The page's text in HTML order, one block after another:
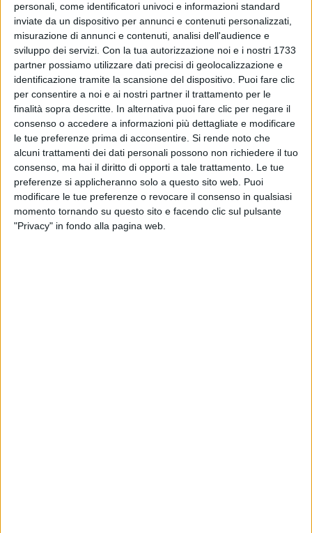
personali, come identificatori univoci e informazioni standard
inviate da un dispositivo per annunci e contenuti personalizzati,
misurazione di annunci e contenuti, analisi dell'audience e
sviluppo dei servizi. Con la tua autorizzazione noi e i nostri 1733
partner possiamo utilizzare dati precisi di geolocalizzazione e
identificazione tramite la scansione del dispositivo. Puoi fare clic
per consentire a noi e ai nostri partner il trattamento per le
finalità sopra descritte. In alternativa puoi fare clic per negare il
consenso o accedere a informazioni più dettagliate e modificare
le tue preferenze prima di acconsentire. Si rende noto che
alcuni trattamenti dei dati personali possono non richiedere il tuo
consenso, ma hai il diritto di opporti a tale trattamento. Le tue
preferenze si applicheranno solo a questo sito web. Puoi
modificare le tue preferenze o revocare il consenso in qualsiasi
momento tornando su questo sito e facendo clic sul pulsante
"Privacy" in fondo alla pagina web.
FUORI IN TUTTO IL MONDO 22 ago 2025
Eros Ramazzotti: è uscito il nuovo singolo
“Il mio giorno preferito”
Un ritorno attesissimo. Fra gli autori, ci sono anche
Calcutta e Tommaso Paradiso
diSimone Bernardi